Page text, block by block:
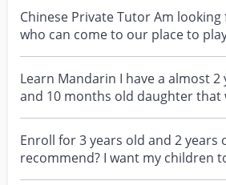
Chinese Private Tutor Am
who can come to our place to
speak and ind...
Learn Mandarin I have a almost 2
and 10 months old daughter that
mandar...
Enroll for 3 years old and 2 years
recommend? I want my children
English and Mandar...